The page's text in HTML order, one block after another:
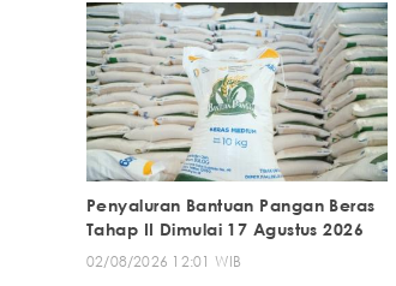
Penyaluran Bantuan Pangan Beras
Tahap II Dimulai 17 Agustus 2026
02/08/2026 12:01 WIB